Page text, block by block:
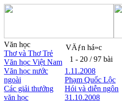
Văn học
Thơ và Thơ Trẻ
Văn học Việt Nam
Văn học nước
ngoài
Các giải thưởng
văn học
VÄƒn há»c
1 - 20 / 97 bài
1.11.2008
Phạm Quốc Lộc
Hói và diễn ngôn
31.10.2008